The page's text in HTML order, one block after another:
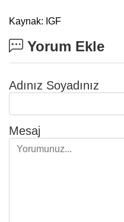
Kaynak: IGF
Yorum Ekle
Adınız Soyadınız
Mesaj